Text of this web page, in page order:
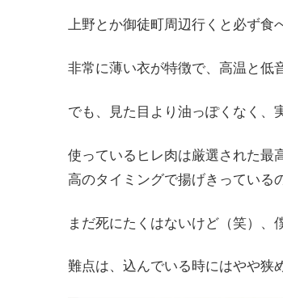
上野とか御徒町周辺行くと必ず食
非常に薄い衣が特徴で、高温と低
でも、見た目より油っぽくなく、
使っているヒレ肉は厳選された最
高のタイミングで揚げきっている
まだ死にたくはないけど（笑）、
難点は、込んでいる時にはやや狭